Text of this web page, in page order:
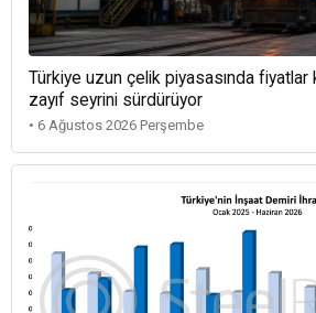
Türkiye uzun çelik piyasasında
zayıf seyrini sürdürüyor
• 6 Ağustos 2026 Perşembe